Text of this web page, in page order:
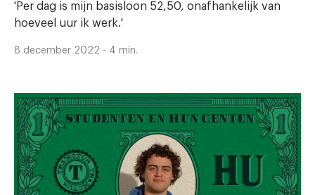
'Per dag is mijn basisloon 52,50, onafhankelijk van
hoeveel uur ik werk.'
8 december 2022 - 4 min.